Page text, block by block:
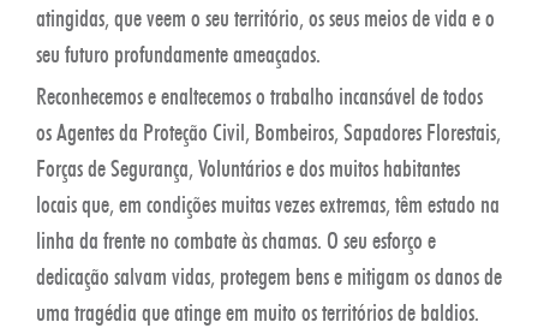
atingidas, que veem o seu território, os seus meios de vida e o
seu futuro profundamente ameaçados.
Reconhecemos e enaltecemos o trabalho incansável de todos
os Agentes da Proteção Civil, Bombeiros, Sapadores Florestais,
Forças de Segurança, Voluntários e dos muitos habitantes
locais que, em condições muitas vezes extremas, têm estado na
linha da frente no combate às chamas. O seu esforço e
dedicação salvam vidas, protegem bens e mitigam os danos de
uma tragédia que atinge em muito os territórios de baldios.